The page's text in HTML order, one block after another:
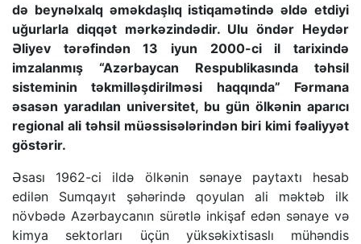
də beynəlxalq əməkdaşlıq istiqamətində əldə etdiyi
uğurlarla diqqət mərkəzindədir. Ulu öndər Heydər
Əliyev tərəfindən 13 iyun 2000-ci il tarixində
imzalanmış “Azərbaycan Respublikasında təhsil
sisteminin təkmilləşdirilməsi haqqında” Fərmana
əsasən yaradılan universitet, bu gün ölkənin aparıcı
regional ali təhsil müəssisələrindən biri kimi fəaliyyət
göstərir.
Əsası 1962-ci ildə ölkənin sənaye paytaxtı hesab
edilən Sumqayıt şəhərində qoyulan ali məktəb ilk
növbədə Azərbaycanın sürətlə inkişaf edən sənaye və
kimya sektorları üçün yüksəkixtisaslı mühəndis